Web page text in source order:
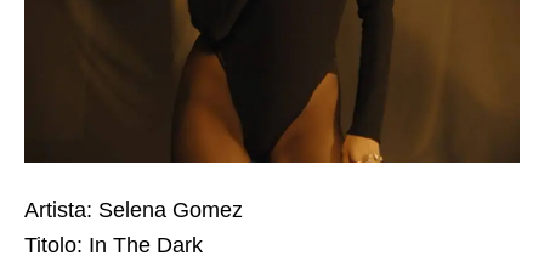
Artista: Selena Gomez
Titolo: In The Dark